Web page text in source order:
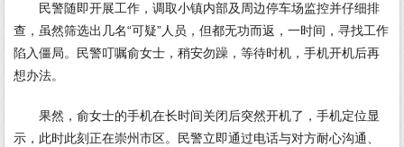
民警随即开展工作，调取小镇内部及周边停车场监控并仔细排
查，虽然筛选出几名“可疑”人员，但都无功而返，一时间，寻找工作
陷入僵局。民警叮嘱俞女士，稍安勿躁，等待时机，手机开机后再
想办法。
果然，俞女士的手机在长时间关闭后突然开机了，手机定位显
示，此时此刻正在崇州市区。民警立即通过电话与对方耐心沟通、